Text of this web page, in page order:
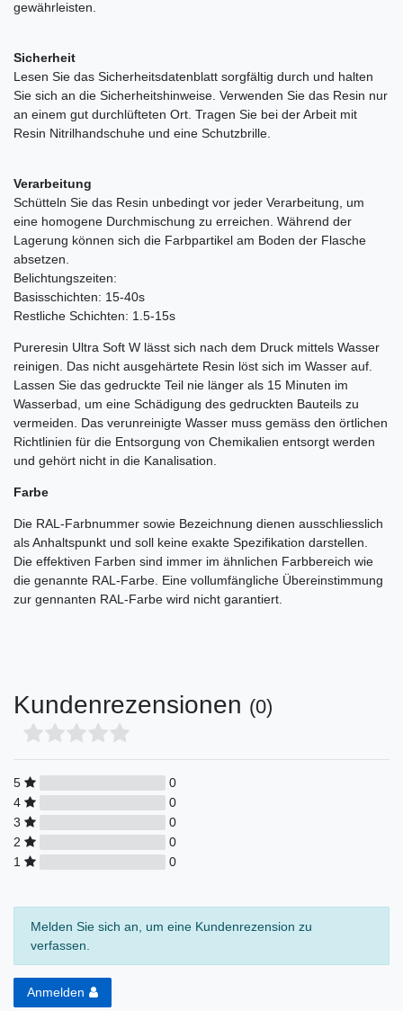
gewährleisten.
Sicherheit
Lesen Sie das Sicherheitsdatenblatt sorgfältig durch und halten
Sie sich an die Sicherheitshinweise. Verwenden Sie das Resin nur
an einem gut durchlüfteten Ort. Tragen Sie bei der Arbeit mit
Resin Nitrilhandschuhe und eine Schutzbrille.
Verarbeitung
Schütteln Sie das Resin unbedingt vor jeder Verarbeitung, um
eine homogene Durchmischung zu erreichen. Während der
Lagerung können sich die Farbpartikel am Boden der Flasche
absetzen.
Belichtungszeiten:
Basisschichten: 15-40s
Restliche Schichten: 1.5-15s
Pureresin Ultra Soft W lässt sich nach dem Druck mittels Wasser
reinigen. Das nicht ausgehärtete Resin löst sich im Wasser auf.
Lassen Sie das gedruckte Teil nie länger als 15 Minuten im
Wasserbad, um eine Schädigung des gedruckten Bauteils zu
vermeiden. Das verunreinigte Wasser muss gemäss den örtlichen
Richtlinien für die Entsorgung von Chemikalien entsorgt werden
und gehört nicht in die Kanalisation.
Farbe
Die RAL-Farbnummer sowie Bezeichnung dienen ausschliesslich
als Anhaltspunkt und soll keine exakte Spezifikation darstellen.
Die effektiven Farben sind immer im ähnlichen Farbbereich wie
die genannte RAL-Farbe. Eine vollumfängliche Übereinstimmung
zur gennanten RAL-Farbe wird nicht garantiert.
Kundenrezensionen (0)
5
0
4
0
3
0
2
0
1
0
Melden Sie sich an, um eine Kundenrezension zu
verfassen.
Anmelden